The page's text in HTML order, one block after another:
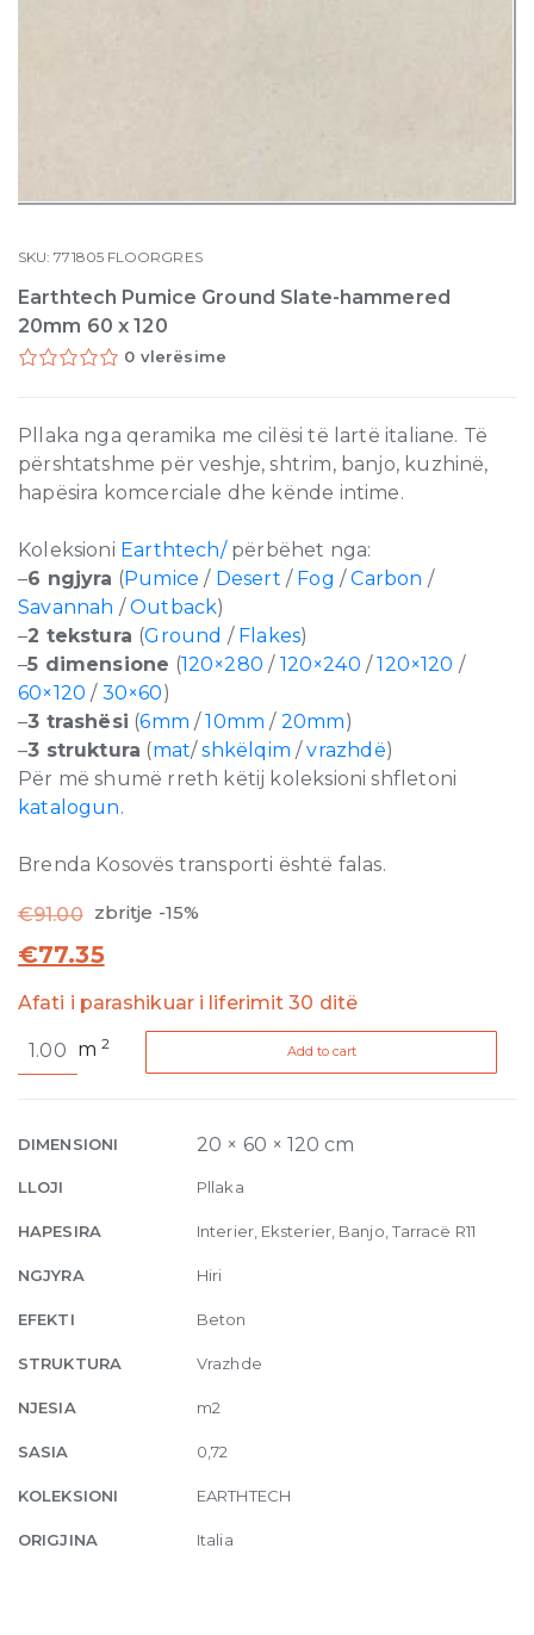
SKU:771805 FLOORGRES
Earthtech Pumice Ground Slate-hammered
20mm 60 x 120
0 vlerësime
Pllaka nga qeramika me cilësi të lartë italiane. Të
përshtatshme për veshje, shtrim, banjo, kuzhinë,
hapësira komcerciale dhe kënde intime.
Koleksioni Earthtech/përbëhet nga:
–6 ngjyra (Pumice / Desert / Fog /Carbon /
Savannah /Outback)
–2 tekstura (Ground / Flakes)
–5 dimensione (120×280 / 120×240 /120×120 /
60×120 / 30×60)
–3 trashësi (6mm/10mm / 20mm)
–3 struktura (mat/shkëlqim /vrazhdë)
Për më shumë rreth këtij koleksioni shfletoni
katalogun.
Brenda Kosovës transporti është falas.
€91.00 zbritje -15%
€77.35
Afati i parashikuar i liferimit 30 ditë
Pumice
hammered
60
x
quantity
m2 Add to cart
DIMENSIONI 20 × 60 × 120 cm
LLOJI Pllaka
HAPESIRA Interier, Eksterier, Banjo, Tarracë R11
NGJYRA Hiri
EFEKTI Beton
STRUKTURA Vrazhde
NJESIA m2
SASIA 0,72
KOLEKSIONI EARTHTECH
ORIGJINA Italia